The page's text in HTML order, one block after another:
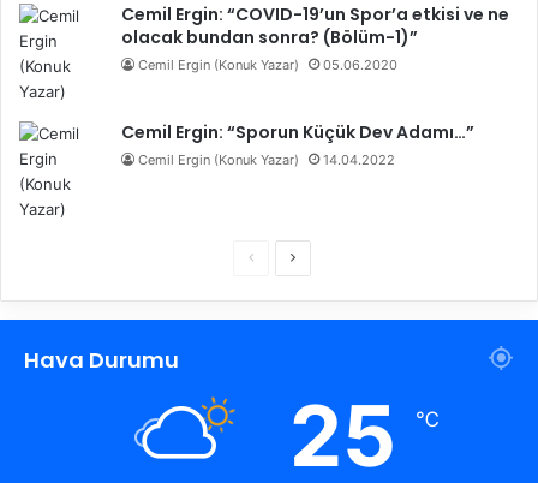
Cemil Ergin: “COVID-19’un Spor’a etkisi ve ne
olacak bundan sonra? (Bölüm-1)”
Cemil Ergin (Konuk Yazar) 05.06.2020
Cemil Ergin: “Sporun Küçük Dev Adamı…”
Cemil Ergin (Konuk Yazar) 14.04.2022
c
n
k
i
Hava Durumu
25 ℃